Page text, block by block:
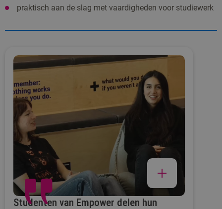
praktisch aan de slag met vaardigheden voor studiewerk
Studenten van Empower delen hun